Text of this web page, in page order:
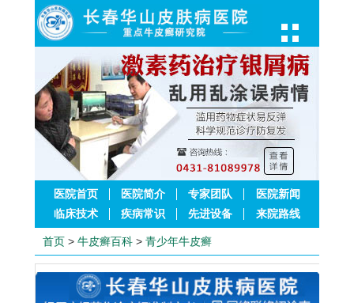
医院首页 医院简介 专家团队
医院新闻
临床技术
疾病常识 先进设备 来院路线
首页 > 牛皮癣百科 > 青少年牛皮癣